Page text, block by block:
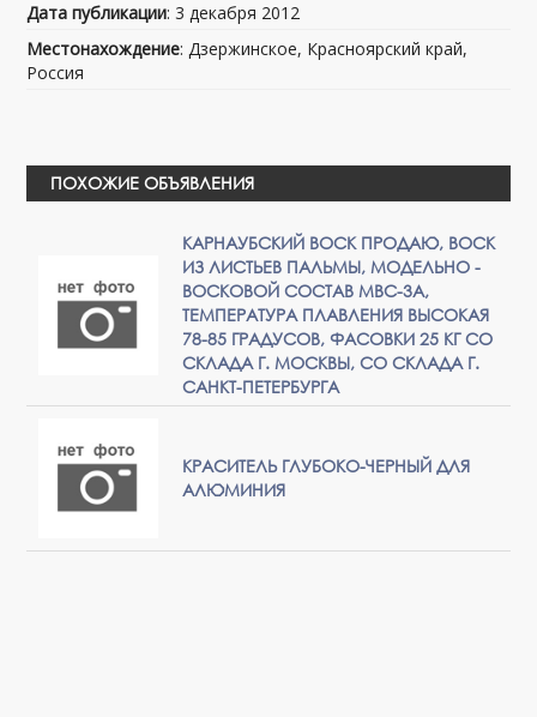
Дата публикации: 3 декабря 2012
Местонахождение: Дзержинское, Красноярский край,
Россия
ПОХОЖИЕ ОБЪЯВЛЕНИЯ
КАРНАУБСКИЙ ВОСК ПРОДАЮ, ВОСК
ИЗ ЛИСТЬЕВ ПАЛЬМЫ, МОДЕЛЬНО -
ВОСКОВОЙ СОСТАВ МВС-3А,
ТЕМПЕРАТУРА ПЛАВЛЕНИЯ ВЫСОКАЯ
78-85 ГРАДУСОВ, ФАСОВКИ 25 КГ СО
СКЛАДА Г. МОСКВЫ, СО СКЛАДА Г.
САНКТ-ПЕТЕРБУРГА
КРАСИТЕЛЬ ГЛУБОКО-ЧЕРНЫЙ ДЛЯ
АЛЮМИНИЯ